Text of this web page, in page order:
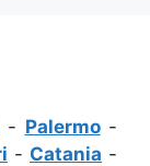
- Palermo-
- Catania -